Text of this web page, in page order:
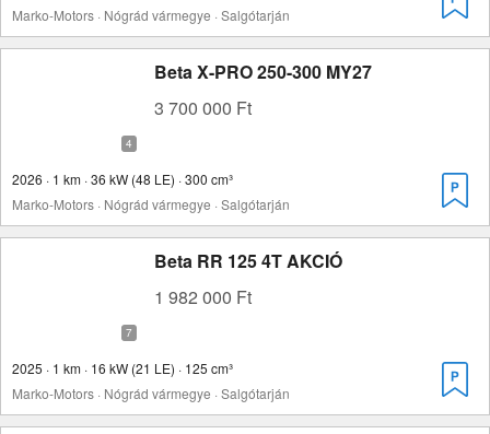
Marko-Motors · Nógrád vármegye · Salgótarján
Beta X-PRO 250-300 MY27
3 700 000 Ft
2026 · 1 km · 36 kW (48 LE) · 300 cm³
Marko-Motors · Nógrád vármegye · Salgótarján
Beta RR 125 4T AKCIÓ
1 982 000 Ft
2025 · 1 km · 16 kW (21 LE) · 125 cm³
Marko-Motors · Nógrád vármegye · Salgótarján